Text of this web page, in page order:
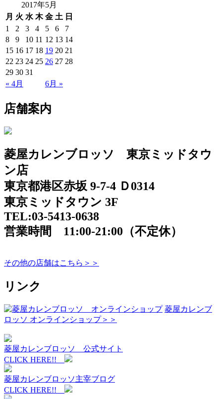
2017年5月
月 火 水 木 金 土 日
« 4月 6月 »
1 2 3 4 5 6
7
8
9 10 11 12 13 14
15 16 17 18 19 20 21
22 23 24 25 26 27 28
29 30 31
店舗案内
菱屋カレンブロッソ 東京ミッドタウ
ン店
東京都港区赤坂 9-7-4 Ｄ0314
東京ミッドタウン 3F
TEL:03-5413-0638
営業時間 11:00-21:00（不定休）
その他の店舗はこちら＞＞
リンク
菱屋カレンブ
ロッソ オンラインショップ＞＞
菱屋カレンブロッソ 公式サイト
CLICK HERE!!
菱屋カレンブロッソ主宰ブログ
CLICK HERE!!